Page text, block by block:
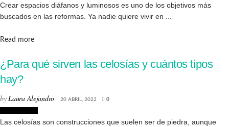
Crear espacios diáfanos y luminosos es uno de los objetivos más
buscados en las reformas. Ya nadie quiere vivir en ...
Read moreDetails
¿Para qué sirven las celosías y cuántos tipos
hay?
byLaura Alejandro 20 ABRIL, 2022 0
Las celosías son construcciones que suelen ser de piedra, aunque